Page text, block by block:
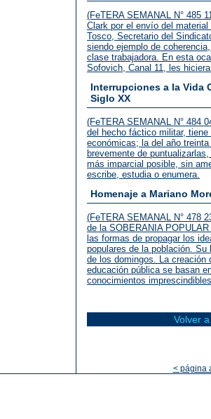
(FeTERA SEMANAL N° 485
Clark por el envío del
Tosco, Secretario del
siendo ejemplo de
clase trabajadora. En esta
Sofovich, Canal 11, les
Interrupciones a la Vida
Siglo XX
(FeTERA SEMANAL N° 484
del hecho fáctico militar,
económicas; la del año
brevemente de
más imparcial posible, sin
escribe, estudia o enumera.
Homenaje a Mariano
(FeTERA SEMANAL N° 478
de la SOBERANIA
las formas de propagar los
populares de la población.
de los domingos. La creación
educación pública se basan
conocimientos
Volver
< página